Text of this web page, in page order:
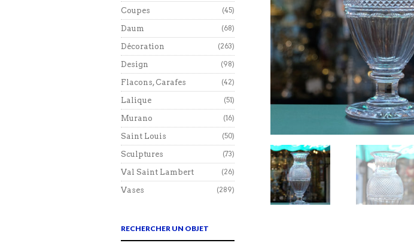
Coupes (45)
Daum (68)
Décoration (263)
Design (98)
Flacons, Carafes (42)
Lalique (51)
Murano (16)
Saint Louis (50)
Sculptures (73)
Val Saint Lambert (26)
Vases (289)
RECHERCHER UN OBJET